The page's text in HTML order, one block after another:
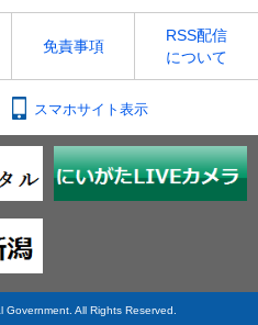
免責事項
RSS配信
について
スマホサイト表示
All Rights Reserved.